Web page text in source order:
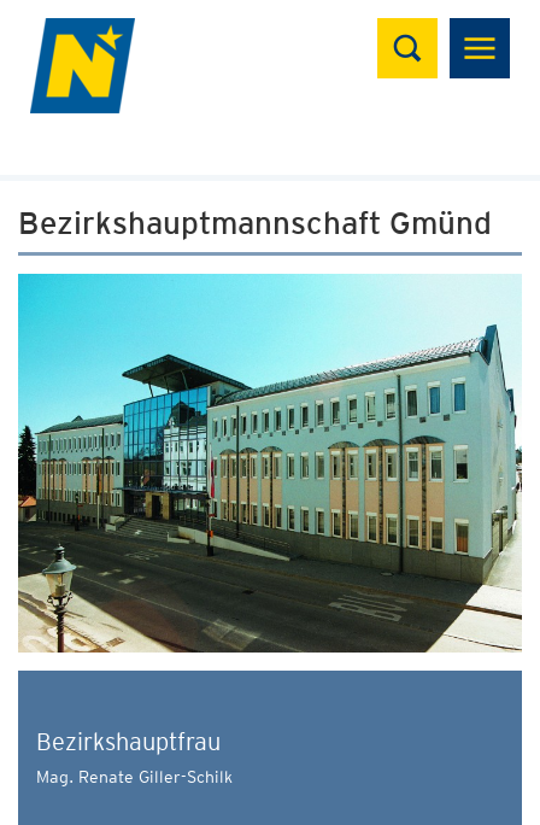
Suchen
Bezirkshauptmannschaft Gmünd
Bezirkshauptfrau
Mag. Renate Giller-Schilk